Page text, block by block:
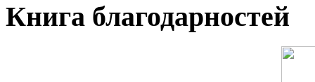
Книга благодарностей